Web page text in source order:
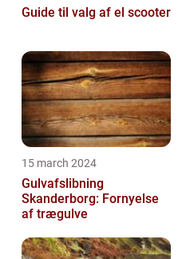
Guide til valg af el scooter
15 march 2024
Gulvafslibning
Skanderborg: Fornyelse
af trægulve